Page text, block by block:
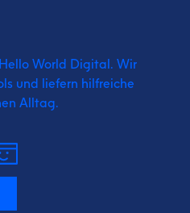
World Digital. Wir
und liefern hilfreiche
Alltag.